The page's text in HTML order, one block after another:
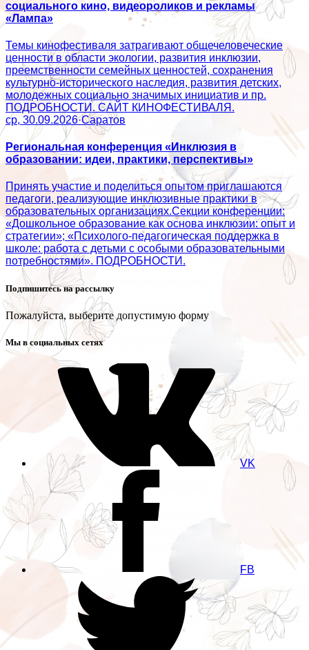
социального кино, видеороликов и рекламы
«Лампа»
Темы кинофестиваля затрагивают общечеловеческие
ценности в области экологии, развития инклюзии,
преемственности семейных ценностей, сохранения
культурно-исторического наследия, развития детских,
молодежных социально значимых инициатив и пр.
ПОДРОБНОСТИ. САЙТ КИНОФЕСТИВАЛЯ.
ср, 30.09.2026·Саратов
Региональная конференция «Инклюзия в
образовании: идеи, практики, перспективы»
Принять участие и поделиться опытом приглашаются
педагоги, реализующие инклюзивные практики в
образовательных организациях.Секции конференции:
«Дошкольное образование как основа инклюзии: опыт и
стратегии»; «Психолого‑педагогическая поддержка в
школе: работа с детьми с особыми образовательными
потребностями». ПОДРОБНОСТИ.
Подпишитесь на рассылку
Пожалуйста, выберите допустимую форму
Мы в социальных сетях
VK
FB